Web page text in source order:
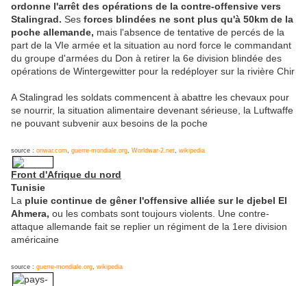
ordonne l'arrêt des opérations de la contre-offensive vers
Stalingrad. Ses forces blindées ne sont plus qu'à 50km de la
poche allemande, mais l'absence de tentative de percés de la
part de la VIe armée et la situation au nord force le commandant
du groupe d'armées du Don à retirer la 6e division blindée des
opérations de Wintergewitter pour la redéployer sur la rivière Chir
A Stalingrad les soldats commencent à abattre les chevaux pour
se nourrir, la situation alimentaire devenant sérieuse, la Luftwaffe
ne pouvant subvenir aux besoins de la poche
source : onwar.com, guerre-mondiale.org, Worldwar-2.net, wikipedia
Front d'Afrique du nord
Tunisie
La pluie continue de gêner l'offensive alliée sur le djebel El
Ahmera, ou les combats sont toujours violents. Une contre-
attaque allemande fait se replier un régiment de la 1ere division
américaine
source : guerre-mondiale.org, wikipedia